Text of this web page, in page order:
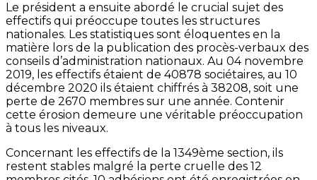
Le président a ensuite abordé le crucial sujet des
effectifs qui préoccupe toutes les structures
nationales. Les statistiques sont éloquentes en la
matière lors de la publication des procès-verbaux des
conseils d’administration nationaux. Au 04 novembre
2019, les effectifs étaient de 40878 sociétaires, au 10
décembre 2020 ils étaient chiffrés à 38208, soit une
perte de 2670 membres sur une année. Contenir
cette érosion demeure une véritable préoccupation
à tous les niveaux.
Concernant les effectifs de la 1349ème section, ils
restent stables malgré la perte cruelle des 12